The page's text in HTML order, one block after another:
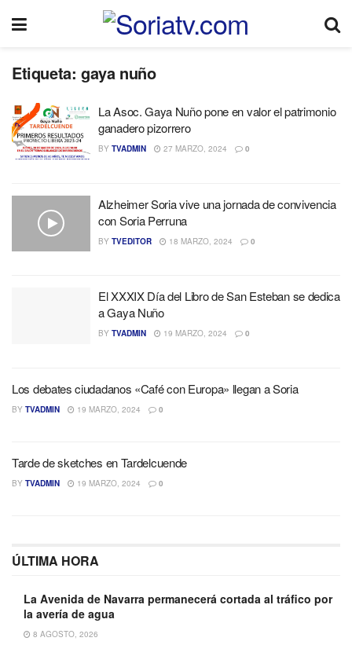
Etiqueta: gaya nuño
La Asoc. Gaya Nuño pone en valor el patrimonio
ganadero pizorrero
BY TVADMIN 27 MARZO, 2024 0
Alzheimer Soria vive una jornada de convivencia
con Soria Perruna
BY TVEDITOR 18 MARZO, 2024 0
El XXXIX Día del Libro de San Esteban se dedica
a Gaya Nuño
BY TVADMIN 19 MARZO, 2024 0
Los debates ciudadanos «Café con Europa» llegan a Soria
BY TVADMIN 19 MARZO, 2024 0
Tarde de sketches en Tardelcuende
BY TVADMIN 19 MARZO, 2024 0
ÚLTIMA HORA
La Avenida de Navarra permanecerá cortada al tráfico por
la avería de agua
8 AGOSTO, 2026